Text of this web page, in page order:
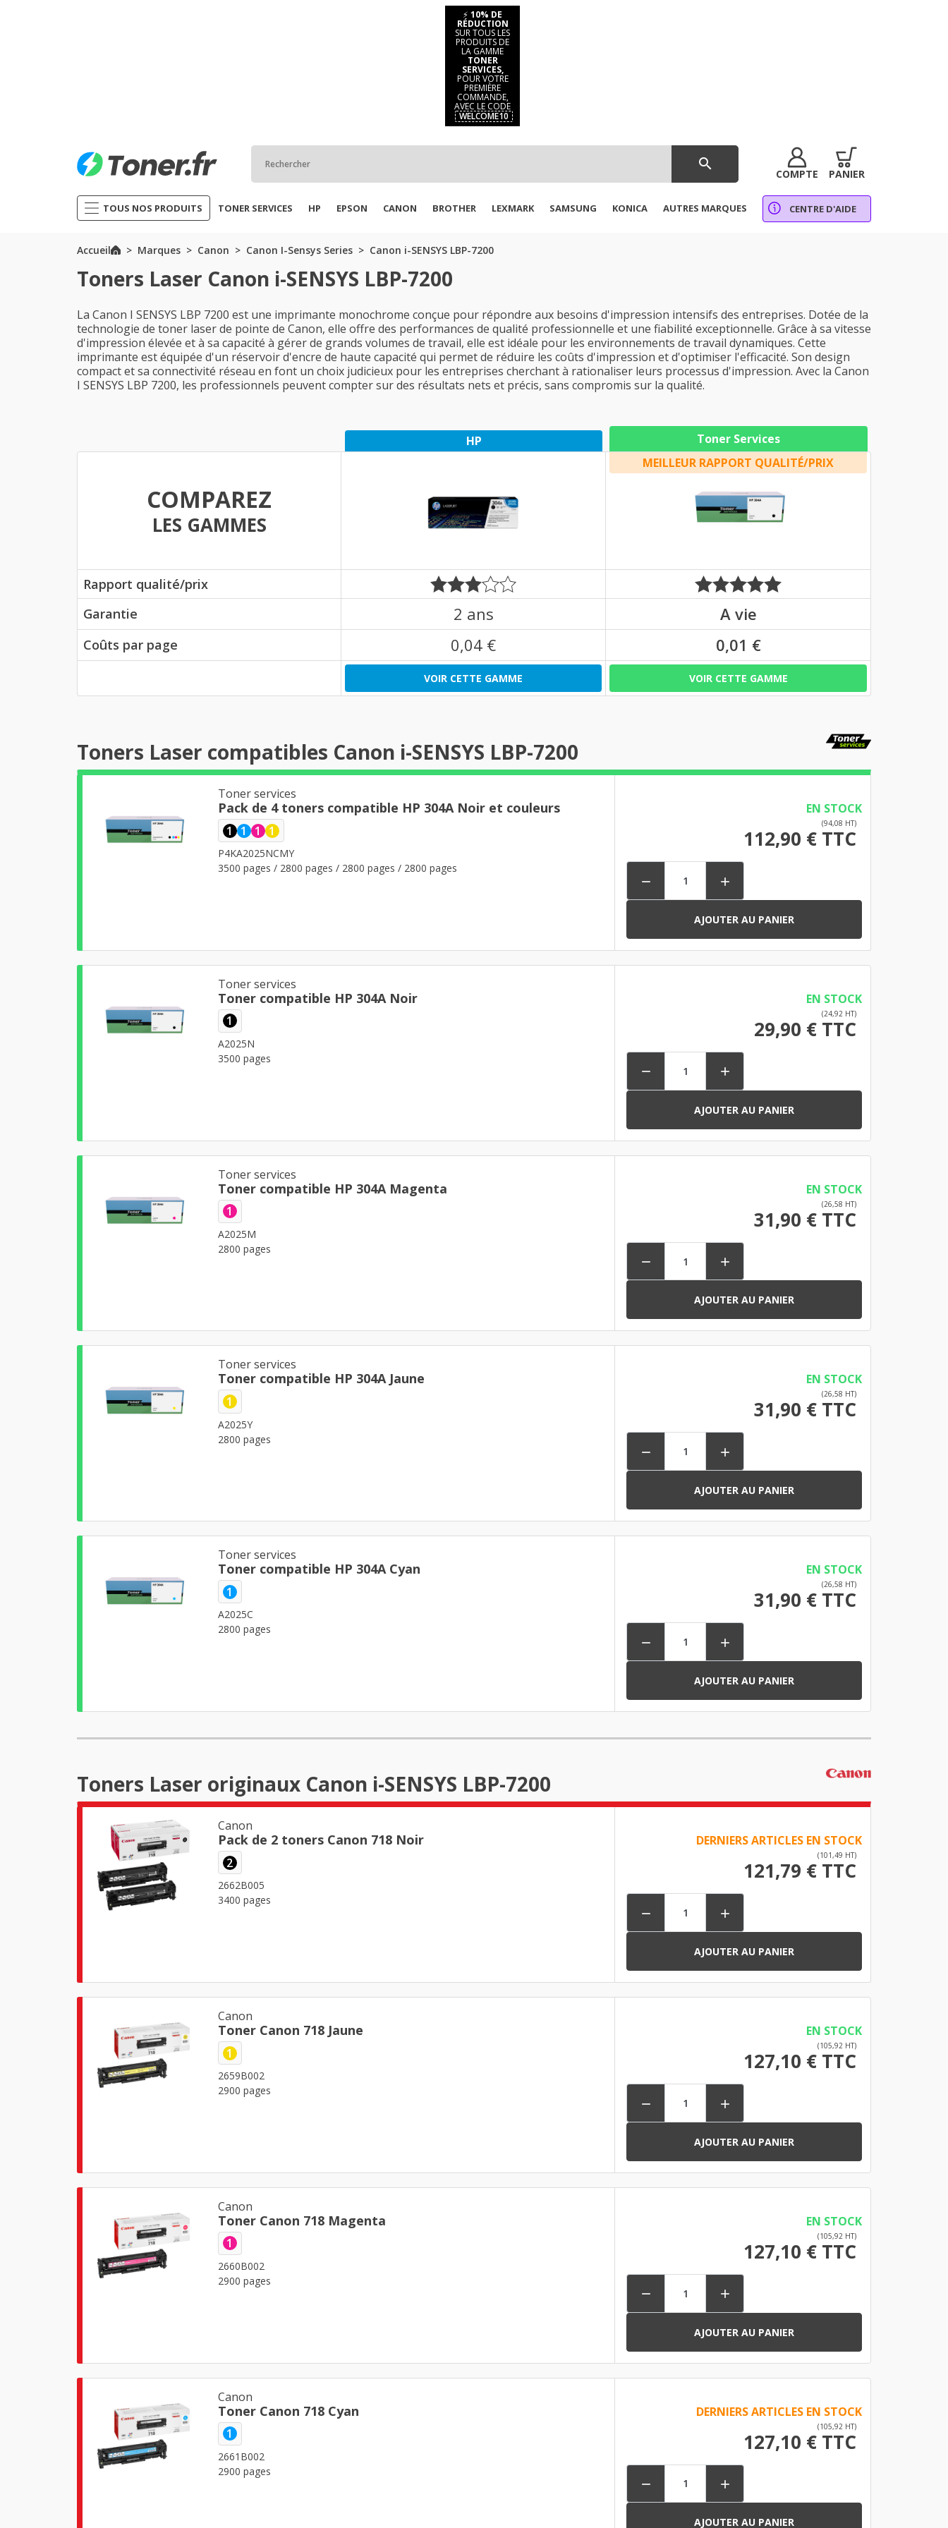
⚡ 10% DE
RÉDUCTION
SUR TOUS LES
PRODUITS DE
LA GAMME
TONER
SERVICES,
POUR VOTRE
PREMIÈRE
COMMANDE,
AVEC LE CODE
WELCOME10
search
COMPTE PANIER
TOUS NOS PRODUITS TONER SERVICES HP EPSON CANON BROTHER LEXMARK SAMSUNG KONICA AUTRES MARQUES CENTRE D'AIDE
Accueil Marques Canon Canon I-Sensys Series Canon i-SENSYS LBP-7200
Toners Laser Canon i-SENSYS LBP-7200
La Canon I SENSYS LBP 7200 est une imprimante monochrome conçue pour répondre aux besoins d'impression intensifs des entreprises. Dotée de la
technologie de toner laser de pointe de Canon, elle offre des performances de qualité professionnelle et une fiabilité exceptionnelle. Grâce à sa vitesse
d'impression élevée et à sa capacité à gérer de grands volumes de travail, elle est idéale pour les environnements de travail dynamiques. Cette
imprimante est équipée d'un réservoir d'encre de haute capacité qui permet de réduire les coûts d'impression et d'optimiser l'efficacité. Son design
compact et sa connectivité réseau en font un choix judicieux pour les entreprises cherchant à rationaliser leurs processus d'impression. Avec la Canon
I SENSYS LBP 7200, les professionnels peuvent compter sur des résultats nets et précis, sans compromis sur la qualité.
HP Toner Services
COMPAREZ
LES GAMMES
MEILLEUR RAPPORT QUALITÉ/PRIX
Rapport qualité/prix
Garantie
2 ans A vie
Coûts par page 0,04 € 0,01 €
VOIR CETTE GAMME VOIR CETTE GAMME
Toners Laser compatibles Canon i-SENSYS LBP-7200
Toner services
Pack de 4 toners compatible HP 304A Noir et couleurs
1 1 1 1
P4KA2025NCMY
3500 pages / 2800 pages / 2800 pages / 2800 pages
EN STOCK
(94,08 HT)
112,90 € TTC
 
AJOUTER AU PANIER
Toner services
Toner compatible HP 304A Noir
1
A2025N
3500 pages
EN STOCK
(24,92 HT)
29,90 € TTC
 
AJOUTER AU PANIER
Toner services
Toner compatible HP 304A Magenta
1
A2025M
2800 pages
EN STOCK
(26,58 HT)
31,90 € TTC
 
AJOUTER AU PANIER
Toner services
Toner compatible HP 304A Jaune
1
A2025Y
2800 pages
EN STOCK
(26,58 HT)
31,90 € TTC
 
AJOUTER AU PANIER
Toner services
Toner compatible HP 304A Cyan
1
A2025C
2800 pages
EN STOCK
(26,58 HT)
31,90 € TTC
 
AJOUTER AU PANIER
Toners Laser originaux Canon i-SENSYS LBP-7200
Canon
Pack de 2 toners Canon 718 Noir
2
2662B005
3400 pages
DERNIERS ARTICLES EN STOCK
(101,49 HT)
121,79 € TTC
 
AJOUTER AU PANIER
Canon
Toner Canon 718 Jaune
1
2659B002
2900 pages
EN STOCK
(105,92 HT)
127,10 € TTC
 
AJOUTER AU PANIER
Canon
Toner Canon 718 Magenta
1
2660B002
2900 pages
EN STOCK
(105,92 HT)
127,10 € TTC
 
AJOUTER AU PANIER
Canon
Toner Canon 718 Cyan
1
2661B002
2900 pages
DERNIERS ARTICLES EN STOCK
(105,92 HT)
127,10 € TTC
 
AJOUTER AU PANIER